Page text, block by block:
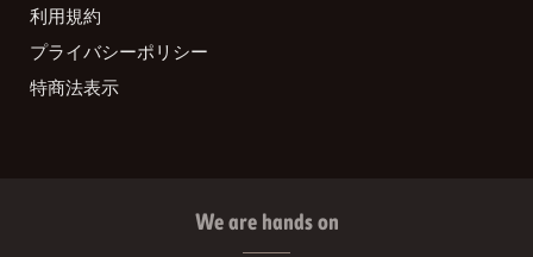
利用規約
プライバシーポリシー
特商法表示
We are hands on